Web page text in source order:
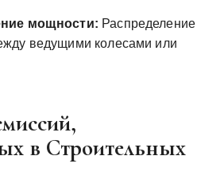
мощности: Распределение
ведущими колесами или
в Строительных